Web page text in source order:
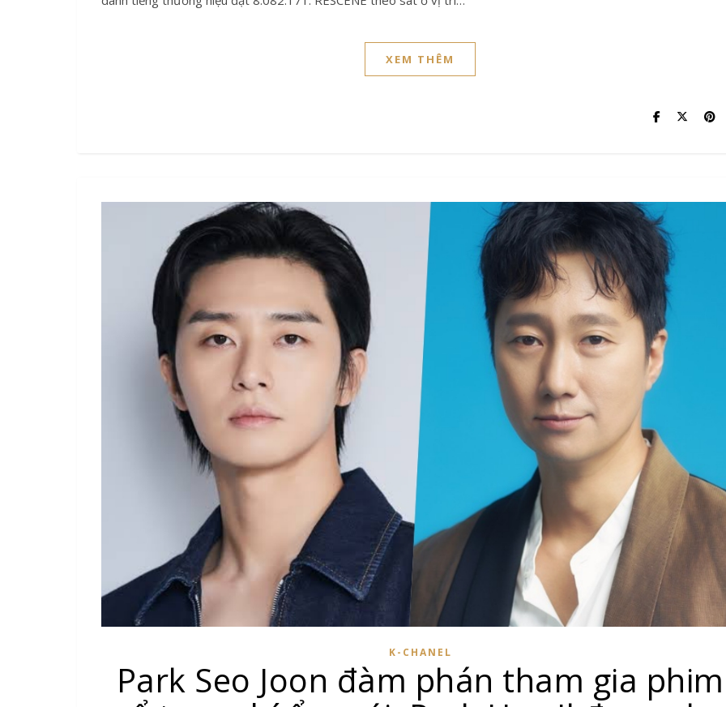
XEM THÊM
K-CHANEL
Park Seo Joon đàm phán tham gia phim